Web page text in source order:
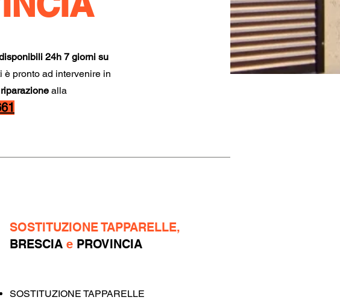
24h 7 giorni su
è pronto ad intervenire in
alla
SOSTITUZIONE TAPPARELLE,
BRESCIA e PROVINCIA
SOSTITUZIONE TAPPARELLE